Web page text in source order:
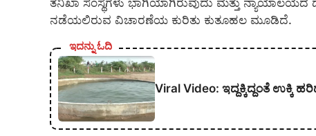
ತನಿಖಾ ಸಂಸ್ಥೆಗಳು ಭಾಗಿಯಾಗಿರುವುದು ಮತ್ತು
ನಡೆಯಲಿರುವ ವಿಚಾರಣೆಯ ಕುರಿತು ಕುತೂಹಲ ಮೂಡಿದೆ.
ಇದನ್ನು ಓದಿ
Viral Video: ಇದ್ದಕ್ಕಿದ್ದಂತೆ ಉಕ್ಕಿ